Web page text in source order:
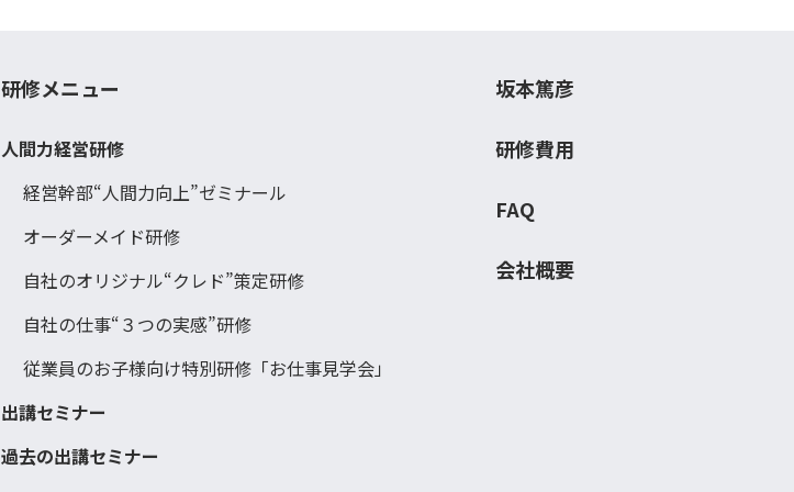
研修メニュー
人間力経営研修
経営幹部“人間力向上”ゼミナール
オーダーメイド研修
自社のオリジナル“クレド”策定研修
自社の仕事“３つの実感”研修
従業員のお子様向け特別研修「お仕事見学会」
出講セミナー
過去の出講セミナー
坂本篤彦
研修費用
FAQ
会社概要